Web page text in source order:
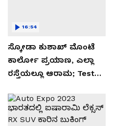
ಸ್ಕೋಡಾ ಕುಶಾಖ್ ಮೊಂಟೆ
ಕಾರ್ಲೋ ಪ್ರಯಾಣ, ಎಲ್ಲಾ
ರಸ್ತೆಯಲ್ಲೂ ಆರಾಮ; Test
16:54